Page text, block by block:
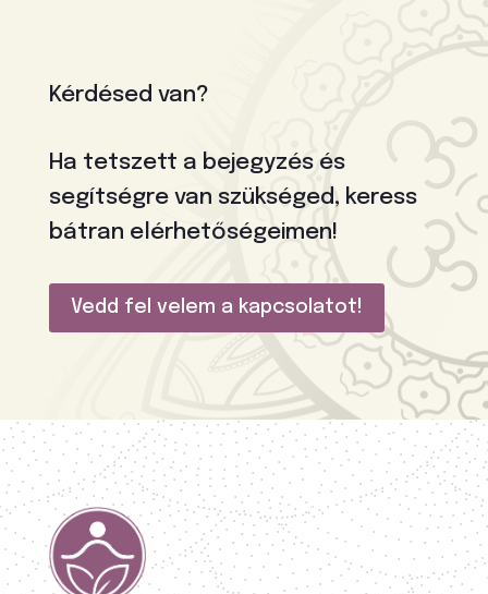
Kérdésed van?
Ha tetszett a bejegyzés és
segítségre van szükséged, keress
bátran elérhetőségeimen!
Vedd fel velem a kapcsolatot!